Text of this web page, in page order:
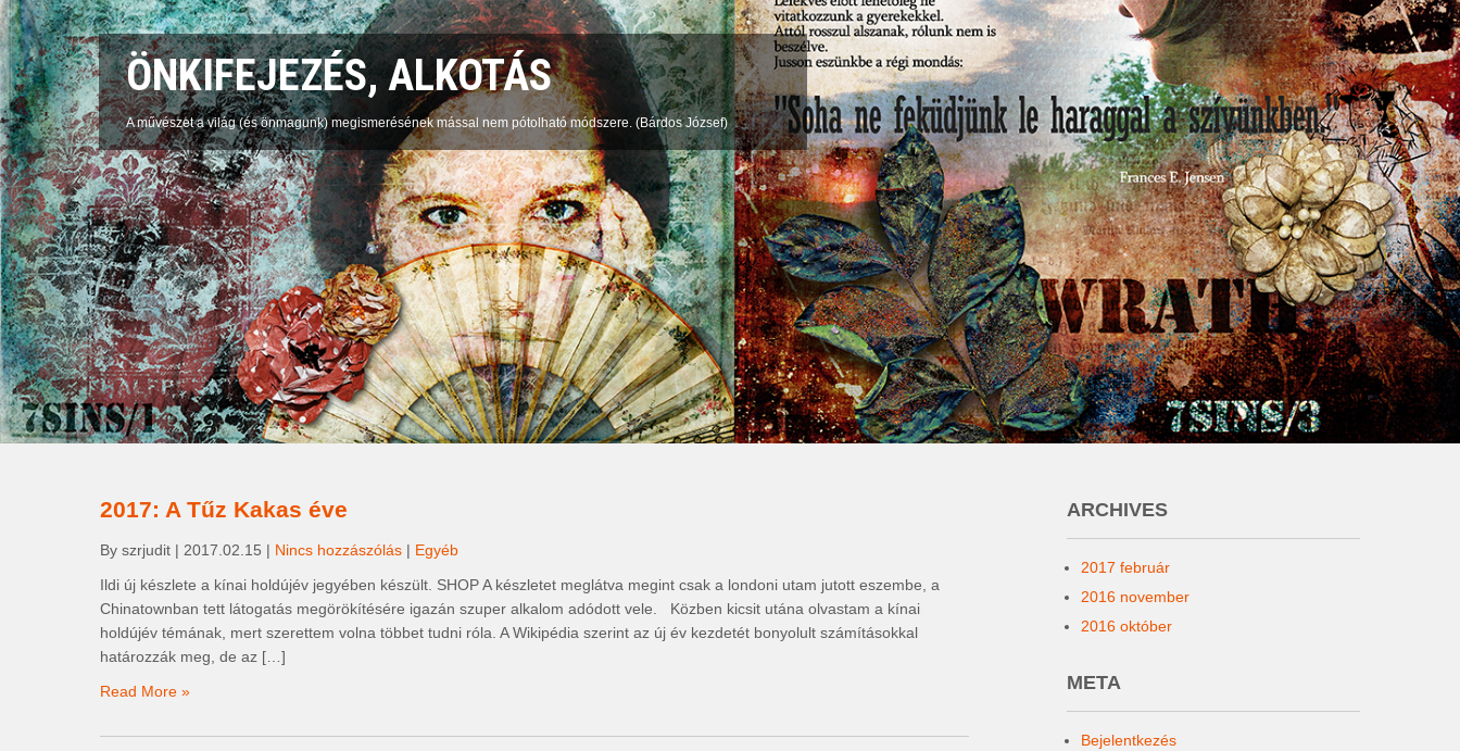
ÖNKIFEJEZÉS, ALKOTÁS
A művészet a világ (és önmagunk) megismerésének mással nem pótolható módszere. (Bárdos József)
2017: A Tűz Kakas éve
By szrjudit | 2017.02.15 | Nincs hozzászólás | Egyéb
Ildi új készlete a kínai holdújév jegyében készült. SHOP A készletet meglátva megint csak a londoni utam jutott eszembe, a
Chinatownban tett látogatás megörökítésére igazán szuper alkalom adódott vele. Közben kicsit utána olvastam a kínai
holdújév témának, mert szerettem volna többet tudni róla. A Wikipédia szerint az új év kezdetét bonyolult számításokkal
határozzák meg, de az […]
Read More »
ARCHIVES
2017 február
2016 november
2016 október
META
Bejelentkezés